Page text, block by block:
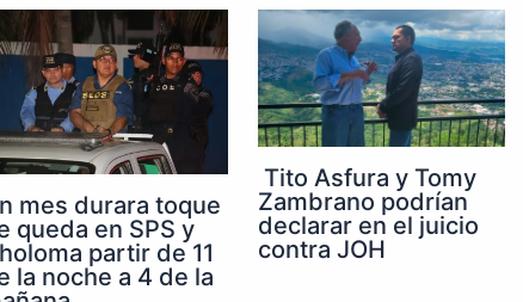
mes durara toque
queda en SPS y
partir de 11
la noche a 4 de la
Tito Asfura y Tomy
Zambrano podrían
declarar en el juicio
contra JOH